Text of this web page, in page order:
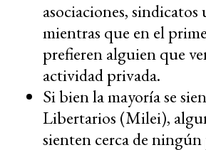
asociaciones,
mientras que en el
prefieren alguien que
actividad privada.
Si bien la mayoría se
Libertarios (Milei),
sienten cerca de